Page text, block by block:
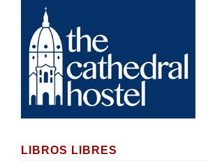
LIBROS LIBRES